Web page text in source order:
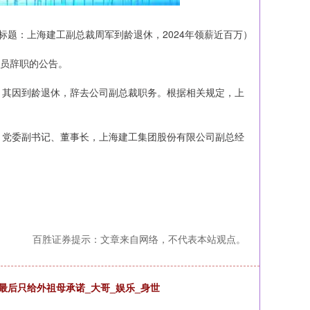
题：上海建工副总裁周军到龄退休，2024年领薪近百万）
辞职的公告。
因到龄退休，辞去公司副总裁职务。根据相关规定，上
委副书记、董事长，上海建工集团股份有限公司副总经
百胜证券提示：文章来自网络，不代表本站观点。
后只给外祖母承诺_大哥_娱乐_身世